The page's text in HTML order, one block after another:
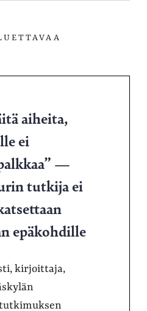
aiheita,
ei
—
tutkija ei
epäkohdille
kirjoittaja,